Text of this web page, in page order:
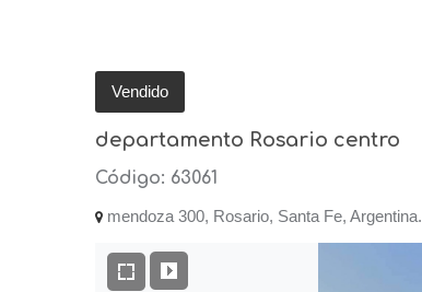
Vendido
departamento Rosario centro
Código: 63061
mendoza 300, Rosario, Santa Fe, Argentina.